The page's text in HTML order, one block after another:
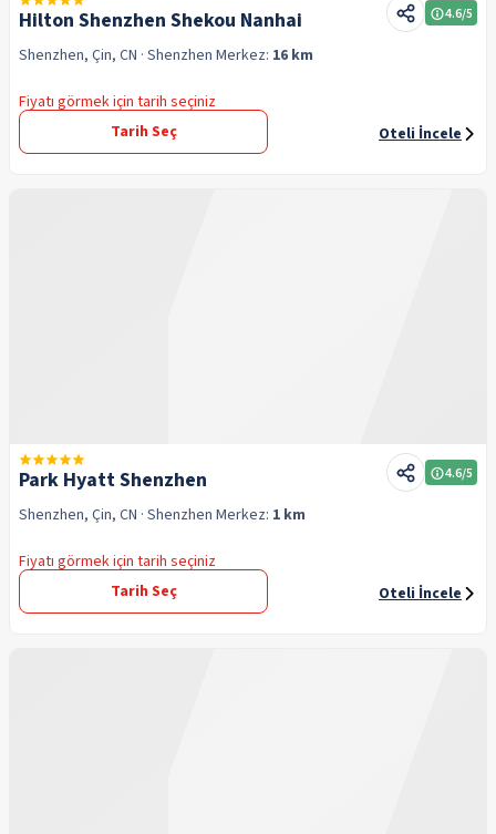
Hilton Shenzhen Shekou Nanhai 4.6/5
Shenzhen, Çin, CN · Shenzhen Merkez: 16 km
Fiyatı görmek için tarih seçiniz
Tarih Seç
Oteli İncele
Park Hyatt Shenzhen 4.6/5
Shenzhen, Çin, CN · Shenzhen Merkez: 1 km
Fiyatı görmek için tarih seçiniz
Tarih Seç
Oteli İncele